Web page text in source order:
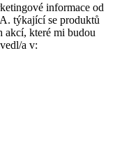
informace od
týkající se produktů
akcí, které mi budou
a v: